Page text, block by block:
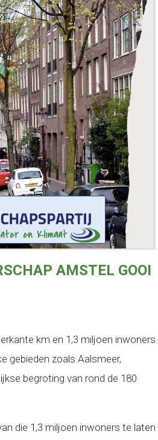
AMSTEL GOOI
km en 1,3 miljoen inwoners.
gebieden zoals Aalsmeer,
begroting van rond de 180
die 1,3 miljoen inwoners te laten